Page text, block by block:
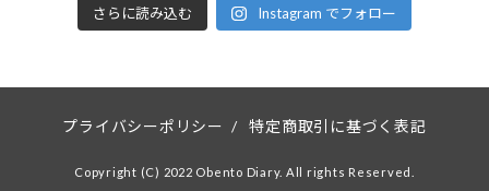
さらに読み込む Instagram でフォロー
プライバシーポリシー / 特定商取引に基づく表記
Copyright (C) 2022 Obento Diary. All rights Reserved.